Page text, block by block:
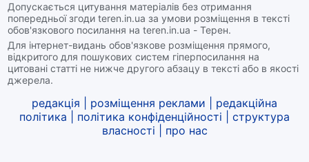
Допускається цитування матеріалів без отримання
попередньої згоди teren.in.ua за умови розміщення в тексті
обов'язкового посилання на teren.in.ua - Терен.
Для інтернет-видань обов'язкове розміщення прямого,
відкритого для пошукових систем гіперпосилання на
цитовані статті не нижче другого абзацу в тексті або в якості
джерела.
редакція розміщення реклами
редакційна
політика
політика конфіденційності
структура
власності
про нас